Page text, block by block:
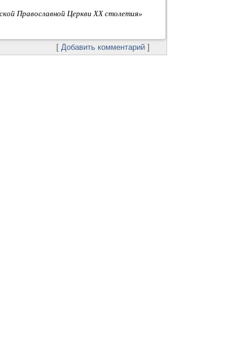
Православной Церкви XX столетия»
[ Добавить комментарий]